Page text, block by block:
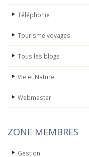
Téléphonie
Tourisme voyages
Tous les blogs
Vie et Nature
Webmaster
ZONE MEMBRES
Gestion